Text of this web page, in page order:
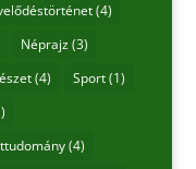
(4)
Néprajz(3)
(4) Sport(1)
(4)